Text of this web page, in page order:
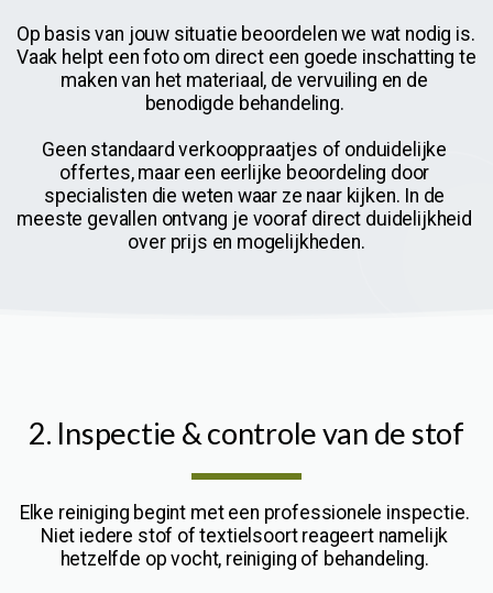
Op basis van jouw situatie beoordelen we wat nodig is.
Vaak helpt een foto om direct een goede inschatting te
maken van het materiaal, de vervuiling en de
benodigde behandeling.
Geen standaard verkooppraatjes of onduidelijke
offertes, maar een eerlijke beoordeling door
specialisten die weten waar ze naar kijken. In de
meeste gevallen ontvang je vooraf direct duidelijkheid
over prijs en mogelijkheden.
2. Inspectie & controle van de stof
Elke reiniging begint met een professionele inspectie.
Niet iedere stof of textielsoort reageert namelijk
hetzelfde op vocht, reiniging of behandeling.